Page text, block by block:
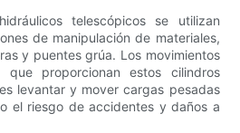
telescópicos se utilizan
de manipulación de materiales,
y puentes grúa. Los movimientos
que proporcionan estos cilindros
levantar y mover cargas pesadas
el riesgo de accidentes y daños a